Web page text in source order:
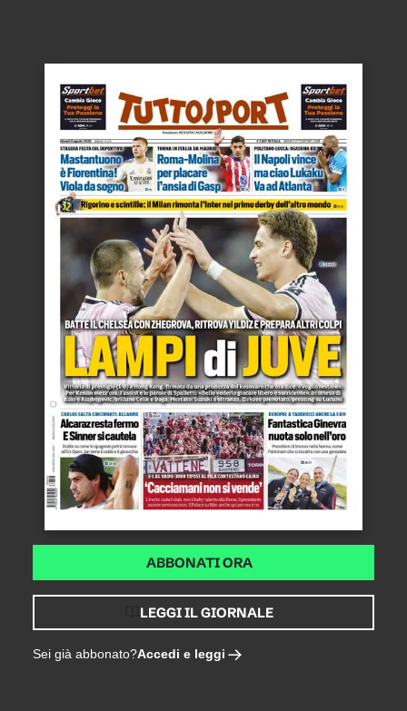
ABBONATI ORA
LEGGI IL GIORNALE
Sei già abbonato?Accedi e leggi